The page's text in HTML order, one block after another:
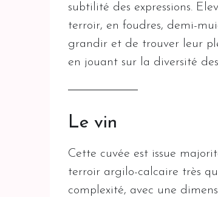
subtilité des expressions.
terroir, en foudres, demi-
grandir et de trouver leur
en jouant sur la diversité
Le vin
Cette cuvée est issue
terroir argilo-calcaire très
complexité, avec une